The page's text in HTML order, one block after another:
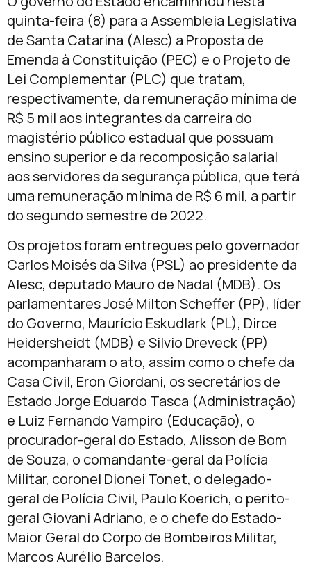
quinta-feira (8) para a Assembleia Legislativa
de Santa Catarina (Alesc) a Proposta de
Emenda à Constituição (PEC) e o Projeto de
Lei Complementar (PLC) que tratam,
respectivamente, da remuneração mínima de
R$ 5 mil aos integrantes da carreira do
magistério público estadual que possuam
ensino superior e da recomposição salarial
aos servidores da segurança pública, que terá
uma remuneração mínima de R$ 6 mil, a partir
do segundo semestre de 2022.
Os projetos foram entregues pelo governador
Carlos Moisés da Silva (PSL) ao presidente da
Alesc, deputado Mauro de Nadal (MDB). Os
parlamentares José Milton Scheffer (PP), líder
do Governo, Maurício Eskudlark (PL), Dirce
Heidersheidt (MDB) e Silvio Dreveck (PP)
acompanharam o ato, assim como o chefe da
Casa Civil, Eron Giordani, os secretários de
Estado Jorge Eduardo Tasca (Administração)
e Luiz Fernando Vampiro (Educação), o
procurador-geral do Estado, Alisson de Bom
de Souza, o comandante-geral da Polícia
Militar, coronel Dionei Tonet, o delegado-
geral de Polícia Civil, Paulo Koerich, o perito-
geral Giovani Adriano, e o chefe do Estado-
Maior Geral do Corpo de Bombeiros Militar,
Marcos Aurélio Barcelos.